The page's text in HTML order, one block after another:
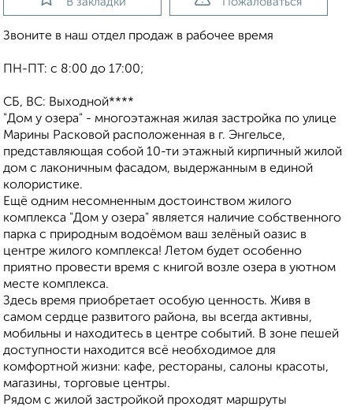
Звоните в наш отдел продаж в рабочее время
ПН-ПТ: с 8:00 до 17:00;
СБ, ВС: Выходной****
"Дом у озера" - многоэтажная жилая застройка по улице
Марины Расковой расположенная в г. Энгельсе,
представляющая собой 10-ти этажный кирпичный жилой
дом с лаконичным фасадом, выдержанным в единой
колористике.
Ещё одним несомненным достоинством жилого
комплекса "Дом у озера" является наличие собственного
парка с природным водоёмом ваш зелёный оазис в
центре жилого комплекса! Летом будет особенно
приятно провести время с книгой возле озера в уютном
месте комплекса.
Здесь время приобретает особую ценность. Живя в
самом сердце развитого района, вы всегда активны,
мобильны и находитесь в центре событий. В зоне пешей
доступности находится всё необходимое для
комфортной жизни: кафе, рестораны, салоны красоты,
магазины, торговые центры.
Рядом с жилой застройкой проходят маршруты